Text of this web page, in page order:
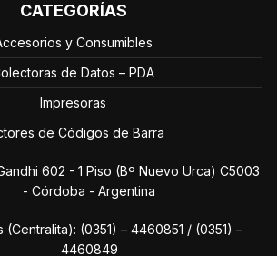
CATEGORÍAS
y Consumibles
de Datos – PDA
Impresoras
de Códigos de Barra
602 - 1 Piso (Bº Nuevo Urca) C5003
- Córdoba - Argentina
(Centralita): (0351) – 4460851 / (0351) –
4460849